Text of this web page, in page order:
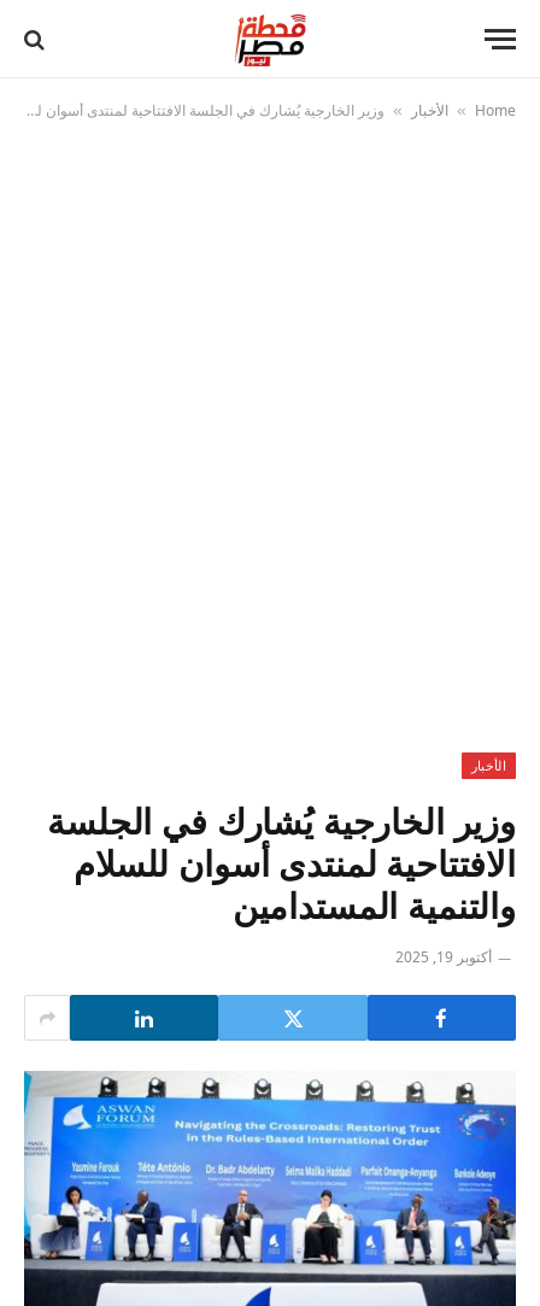
Home
» الأخبار » وزير الخارجية يُشارك في الجلسة الافتتاحية لمنتدى أسوان للسلام والتنمية المستدامين
الأخبار
وزير الخارجية يُشارك في الجلسة
الافتتاحية لمنتدى أسوان للسلام
والتنمية المستدامين
أكتوبر 19, 2025